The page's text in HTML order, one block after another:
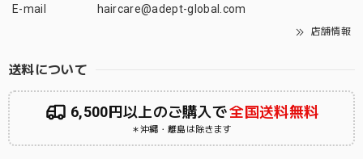
E-mail
haircare@adept-global.com
店舗情報
送料について
6,500円以上のご購入で全国送料無料
＊沖縄・離島は除きます